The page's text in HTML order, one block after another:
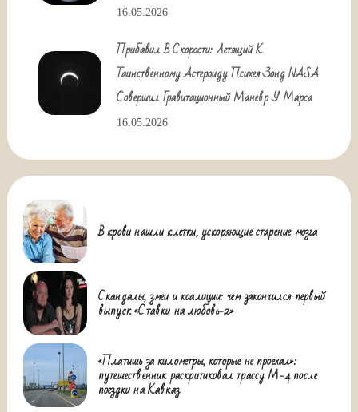
16.05.2026
Прибавил В Скорости: Летящий К
Таинственному Астероиду Психея Зонд NASA
Совершил Гравитационный Маневр У Марса
16.05.2026
В крови нашли клетки, ускоряющие старение мозга
Скандалы, змеи и коалиции: чем закончился первый
выпуск «Ставки на любовь-2»
«Платишь за километры, которые не проехал»:
путешественник раскритиковал трассу М-4 после
поездки на Кавказ